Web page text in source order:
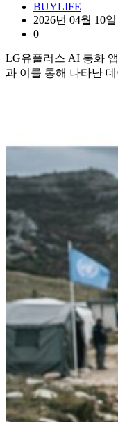
BUYLIFE
2026년 04월 10일
0
LG유플러스 AI 통화
과 이를 통해 나타난